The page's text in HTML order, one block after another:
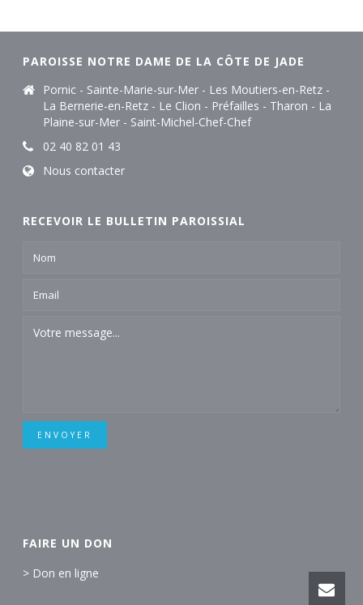
PAROISSE NOTRE DAME DE LA CÔTE DE JADE
Pornic - Sainte-Marie-sur-Mer - Les Moutiers-en-Retz -
La Bernerie-en-Retz - Le Clion - Préfailles - Tharon - La
Plaine-sur-Mer - Saint-Michel-Chef-Chef
02 40 82 01 43
Nous contacter
RECEVOIR LE BULLETIN PAROISSIAL
ENVOYER
FAIRE UN DON
> Don en ligne